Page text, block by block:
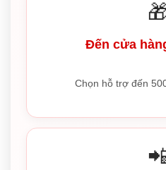
Đến cửa
Chọn hỗ trợ đến